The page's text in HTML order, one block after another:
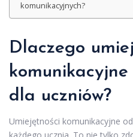
komunikacyjnych?
Dlaczego
dla uczniów?
Umiejętności komunikacyjne